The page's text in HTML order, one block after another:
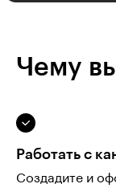
Чему
Работать с
Создадите и